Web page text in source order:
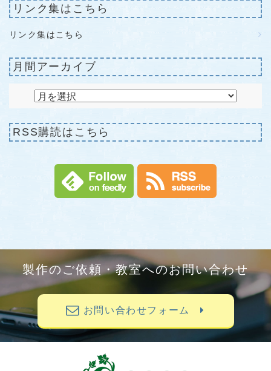
リンク集はこちら
リンク集はこちら
月間アーカイブ
RSS購読はこちら
製作のご依頼・教室へのお問い合わせ
お問い合わせフォーム